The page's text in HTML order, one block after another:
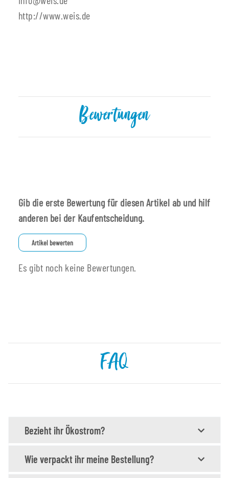
http://www.weis.de
Bewertungen
Gib die erste Bewertung für diesen Artikel ab und hilf
anderen bei der Kaufentscheidung.
Artikel bewerten
Es gibt noch keine Bewertungen.
FAQ
Bezieht ihr Ökostrom?
Wie verpackt ihr meine Bestellung?